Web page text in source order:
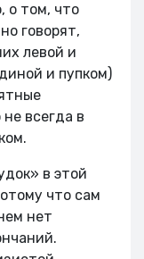
о том, что
говорят,
левой и
и пупком)
всегда в
в этой
что сам
нет